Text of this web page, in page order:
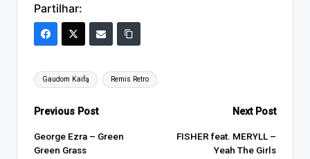
Partilhar:
Tags:
Gaudom Kaifą Remis Retro
Post
navigation
Previous Post
George Ezra – Green
Green Grass
Next Post
FISHER feat. MERYLL –
Yeah The Girls